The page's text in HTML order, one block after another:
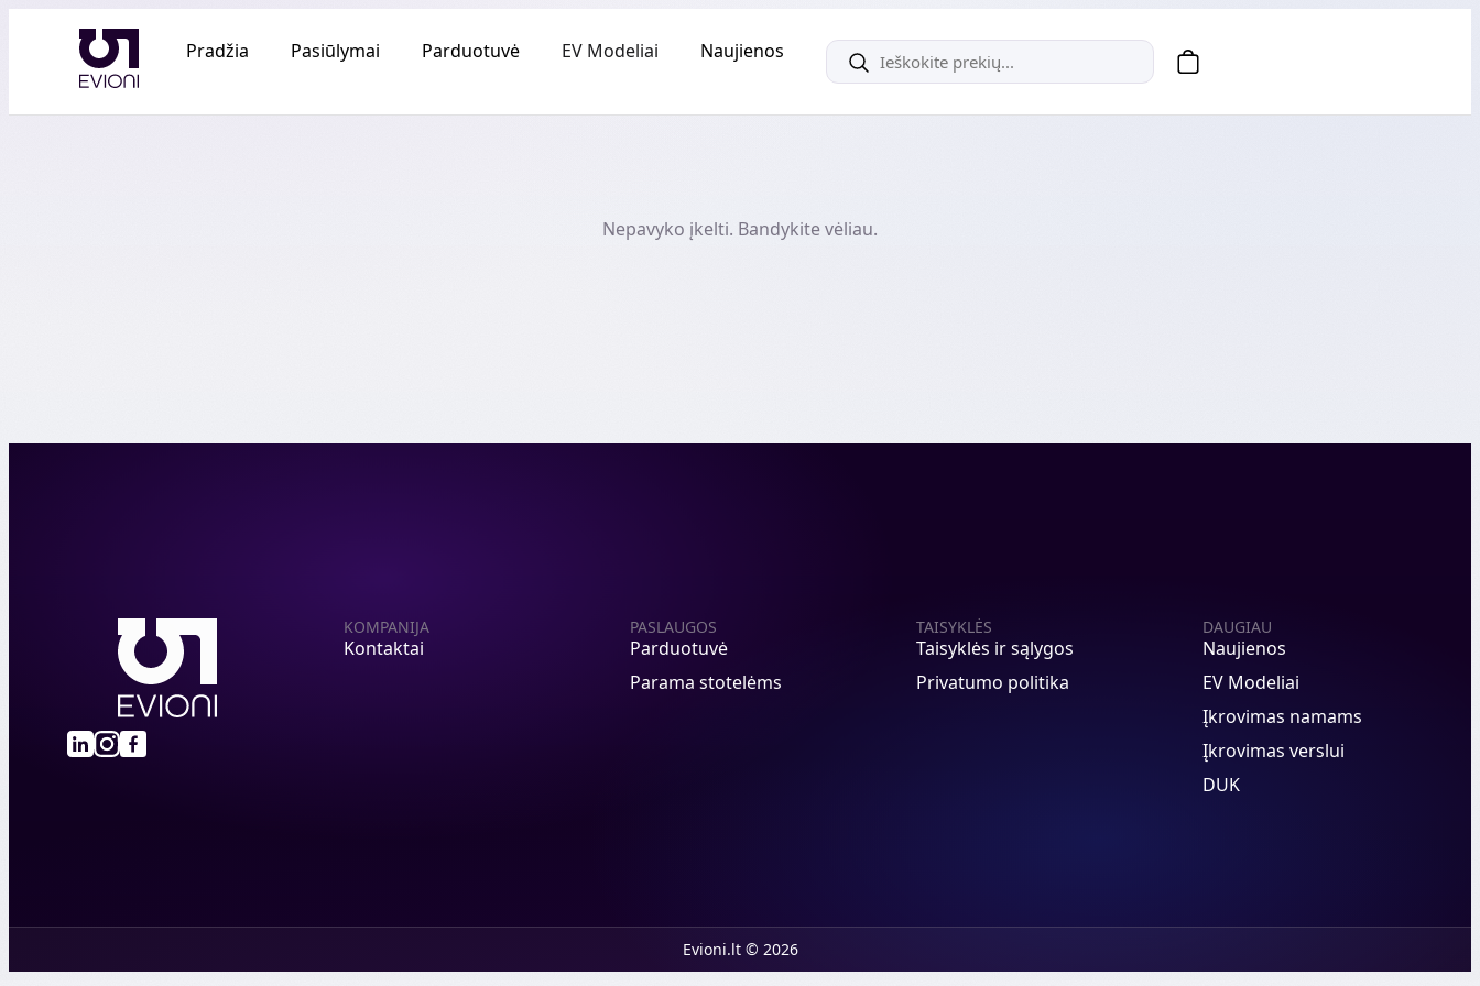
Pradžia Pasiūlymai Parduotuvė EV Modeliai Naujienos
Nepavyko įkelti. Bandykite vėliau.
KOMPANIJA
Kontaktai
PASLAUGOS
Parduotuvė
Parama stotelėms
TAISYKLĖS
Taisyklės ir sąlygos
Privatumo politika
DAUGIAU
Naujienos
EV Modeliai
Įkrovimas namams
Įkrovimas verslui
DUK
Evioni.lt © 2026